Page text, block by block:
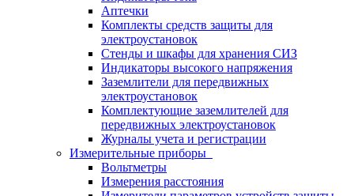
Аптечки
Комплекты средств защиты для
электроустановок
Стенды и шкафы для хранения СИЗ
Индикаторы высокого напряжения
Заземлители для передвижных
электроустановок
Комплектующие заземлителей для
передвижных электроустановок
Журналы учета и регистрации
Измерительные приборы
Вольтметры
Измерения расстояния